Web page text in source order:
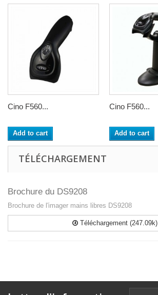
Cino F560...
Add to cart
Cino F560...
Add to cart
TÉLÉCHARGEMENT
Brochure du DS9208
Brochure de l'imager mains libres DS9208
Téléchargement (247.09k)